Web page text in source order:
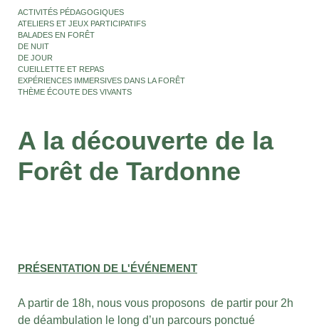
ACTIVITÉS PÉDAGOGIQUES
ATELIERS ET JEUX PARTICIPATIFS
BALADES EN FORÊT
DE NUIT
DE JOUR
CUEILLETTE ET REPAS
EXPÉRIENCES IMMERSIVES DANS LA FORÊT
THÈME ÉCOUTE DES VIVANTS
A la découverte de la
Forêt de Tardonne
PRÉSENTATION DE L'ÉVÉNEMENT
A partir de 18h, nous vous proposons de partir pour 2h
de déambulation le long d’un parcours ponctué